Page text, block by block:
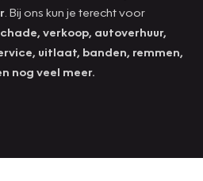
. Bij ons kun je terecht voor
verkoop, autoverhuur,
uitlaat, banden, remmen,
nog veel meer.